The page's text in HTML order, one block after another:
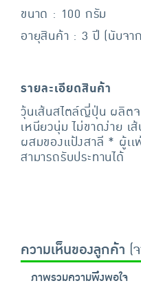
ขนาด : 100 กรัม
อายุสินค้า : 3 ปี (นับจา
รายละเอียดสินค้า
วุ้นเส้นสไตล์ญี่ปุ่น ผลิต
เหนียวนุ่ม ไม่ขาดง่าย เ
ผสมของแป้งสาลี * ผู้เ
สามารถรับประทานได้
ความเห็นของลูกค้า (
ภาพรวมความพึงพอใจ